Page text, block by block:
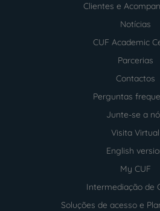
Clientes e
Notícias
CUF Academic
Parcerias
Contactos
Perguntas
Junte-se a
Visita Virtual
English
My CUF
Intermediação de
Soluções de acesso e